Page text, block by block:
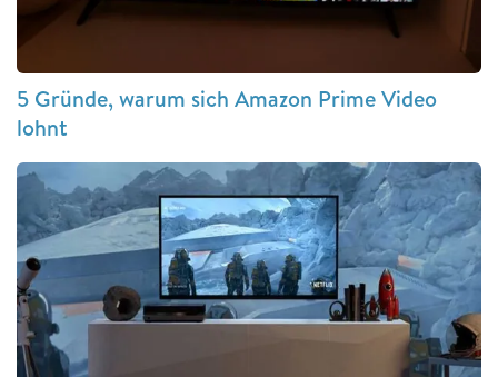
5 Gründe, warum sich Amazon Prime Video
lohnt